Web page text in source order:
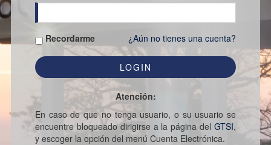
Recordarme ¿Aún no tienes una cuenta?
Atención:
En caso de que no tenga usuario, o su usuario se
encuentre bloqueado dirigirse a la página delGTSI,
y escoger la opción del menú Cuenta Electrónica.